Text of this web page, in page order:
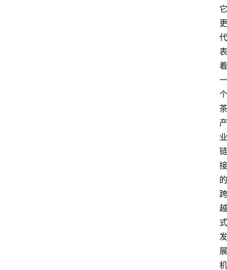
它
更
代
表
着
一
个
茶
产
业
链
接
的
跨
越
式
发
展
机